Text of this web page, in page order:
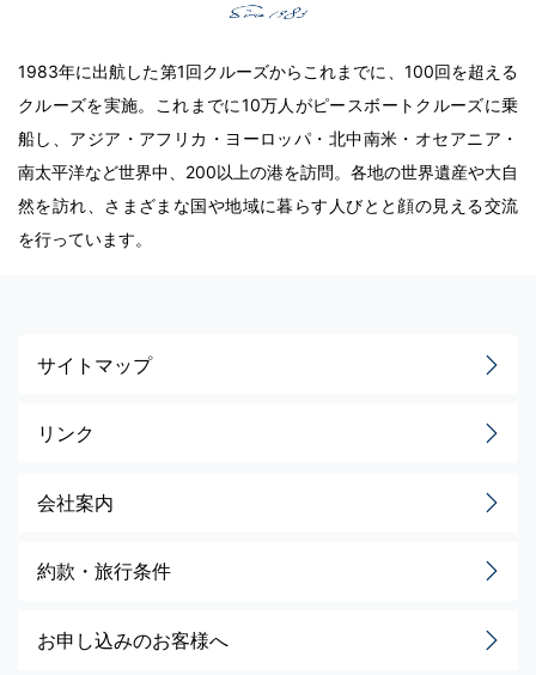
1983年に出航した第1回クルーズからこれまでに、100回を超える
クルーズを実施。これまでに10万人がピースボートクルーズに乗
船し、アジア・アフリカ・ヨーロッパ・北中南米・オセアニア・
南太平洋など世界中、200以上の港を訪問。各地の世界遺産や大自
然を訪れ、さまざまな国や地域に暮らす人びとと顔の見える交流
を行っています。
サイトマップ
リンク
会社案内
約款・旅行条件
お申し込みのお客様へ